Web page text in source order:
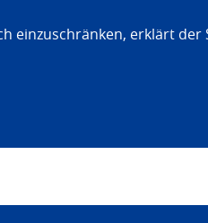
einzuschränken, erklärt der